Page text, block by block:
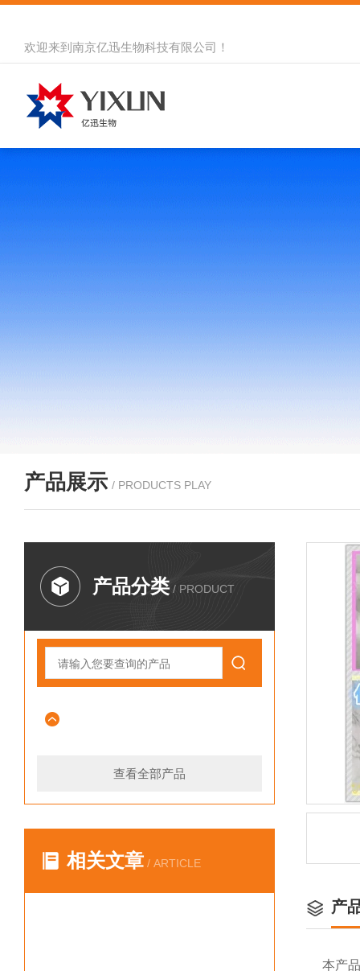
欢迎来到 南京亿迅生物科技有限公司 ！
产品展示 / PRODUCTS PLAY
产品分类 / PRODUCT
查看全部产品
相关文章 / ARTICLE
产
本产